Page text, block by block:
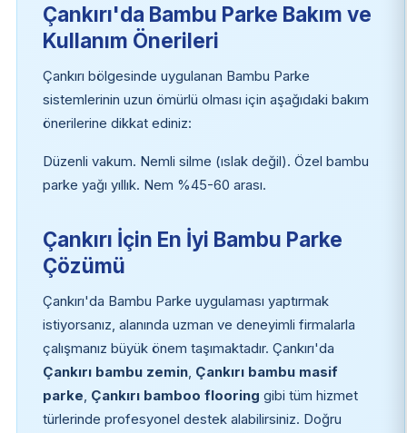
Çankırı'da Bambu Parke Bakım ve
Kullanım Önerileri
Çankırı bölgesinde uygulanan Bambu Parke
sistemlerinin uzun ömürlü olması için aşağıdaki bakım
önerilerine dikkat ediniz:
Düzenli vakum. Nemli silme (ıslak değil). Özel bambu
parke yağı yıllık. Nem %45-60 arası.
Çankırı İçin En İyi Bambu Parke
Çözümü
Çankırı'da Bambu Parke uygulaması yaptırmak
istiyorsanız, alanında uzman ve deneyimli firmalarla
çalışmanız büyük önem taşımaktadır. Çankırı'da
Çankırı bambu zemin, Çankırı bambu masif
parke, Çankırı bamboo flooring gibi tüm hizmet
türlerinde profesyonel destek alabilirsiniz. Doğru